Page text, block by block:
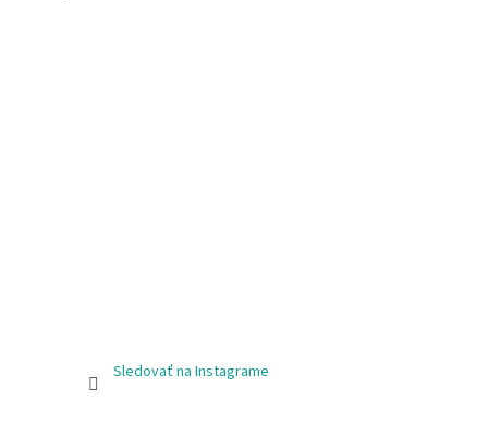
Sledovať na Instagrame